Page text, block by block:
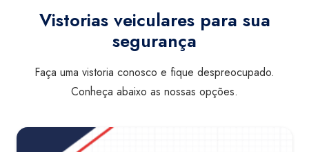
Vistorias veiculares para sua
segurança
Faça uma vistoria conosco e fique despreocupado.
Conheça abaixo as nossas opções.